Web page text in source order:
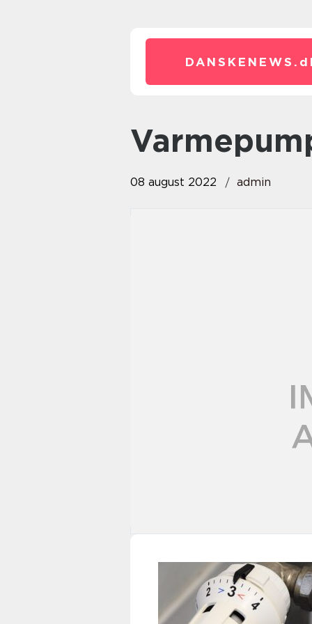
DANSKENEWS.
08 august 2022 admin